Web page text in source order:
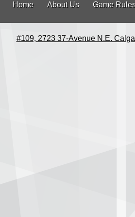
Home About Us Game
#109, 2723 37-Avenue N.E.